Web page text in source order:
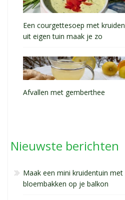
Een courgettesoep met kruiden
uit eigen tuin maak je zo
Afvallen met gemberthee
Nieuwste berichten
Maak een mini kruidentuin met
bloembakken op je balkon